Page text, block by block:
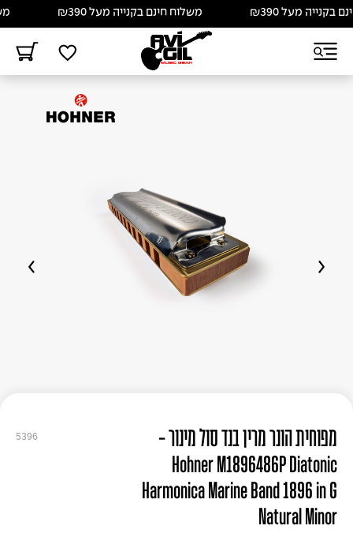
מעל ₪390 משלוח חינם בקנייה מעל ₪390
5396
מפוחית הונר מרין בנד סול מינור -
Hohner M1896486P Diatonic
Harmonica Marine Band 1896 in G
Natural Minor